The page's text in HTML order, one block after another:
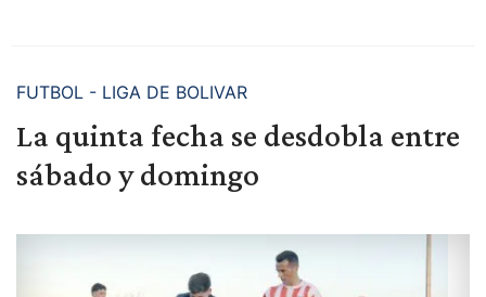
FUTBOL - LIGA DE BOLIVAR
La quinta fecha se desdobla entre
sábado y domingo